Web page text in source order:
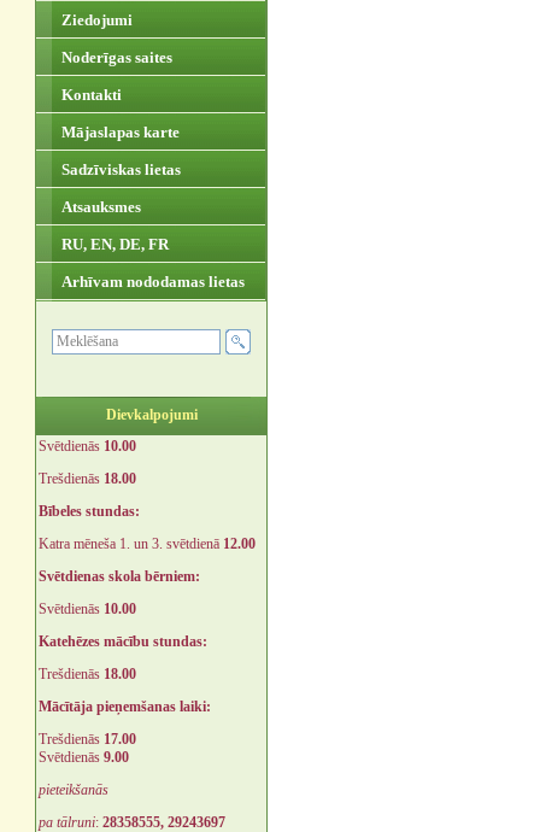
Ziedojumi
Noderīgas saites
Kontakti
Mājaslapas karte
Sadzīviskas lietas
Atsauksmes
RU, EN, DE, FR
Arhīvam nododamas lietas
Dievkalpojumi
Svētdienās 10.00
Trešdienās 18.00
Bībeles stundas:
Katra mēneša 1. un 3. svētdienā 12.00
Svētdienas skola bērniem:
Svētdienās 10.00
Katehēzes mācību stundas:
Trešdienās 18.00
Mācītāja pieņemšanas laiki:
Trešdienās 17.00
Svētdienās 9.00
pieteikšanās
pa tālruni: 28358555, 29243697